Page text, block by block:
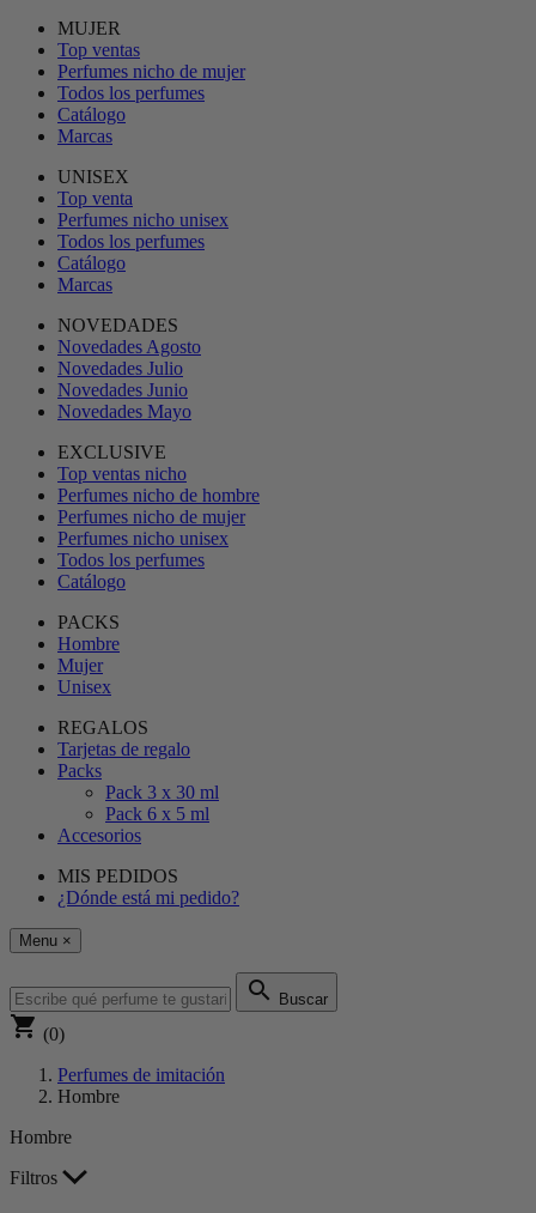
MUJER
Top ventas
Perfumes nicho de mujer
Todos los perfumes
Catálogo
Marcas
UNISEX
Top venta
Perfumes nicho unisex
Todos los perfumes
Catálogo
Marcas
NOVEDADES
Novedades Agosto
Novedades Julio
Novedades Junio
Novedades Mayo
EXCLUSIVE
Top ventas nicho
Perfumes nicho de hombre
Perfumes nicho de mujer
Perfumes nicho unisex
Todos los perfumes
Catálogo
PACKS
Hombre
Mujer
Unisex
REGALOS
Tarjetas de regalo
Packs
Pack 3 x 30 ml
Pack 6 x 5 ml
Accesorios
MIS PEDIDOS
¿Dónde está mi pedido?
Menu ×
search Buscar
shopping_cart (0)
Perfumes de imitación
Hombre
Hombre
Filtros